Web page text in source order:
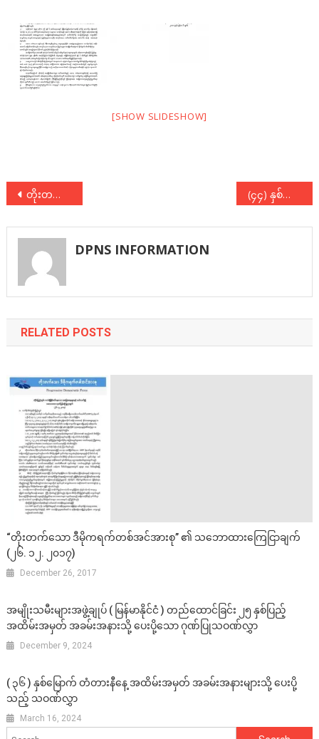
[SHOW SLIDESHOW]
Post
navigation
တိုးတက်သောဒီမိုကရက်တစ်အင်အားစု(PDF) အစည်းအဝေး ပြုလုပ် (၄၄) နှစ်မြောက် ၇၄-၇၅-၇၆ အလုပ်သမားအရေးအခင်းနှင့် ကျောင်းသားလှုပ်ရှားမှုနှစ်ပတ်လည်အခမ်းအနား
DPNS INFORMATION
RELATED POSTS
“တိုးတက်သော ဒီမိုကရက်တစ်အင်အားစု” ၏ သဘောထားကြေငြာချက်
(၂၆. ၁၂. ၂၀၁၇)
December 26, 2017
အမျိုးသမီးများအဖွဲ့ချုပ် ( မြန်မာနိုင်ငံ ) တည်ထောင်ခြင်း ၂၅ နှစ်ပြည့်
အထိမ်းအမှတ် အခမ်းအနားသို့ ပေးပို့သော ဂုဏ်ပြုသဝဏ်လွှာ
December 9, 2024
( ၃၆ ) နှစ်မြောက် တံတားနီနေ့ အထိမ်းအမှတ် အခမ်းအနားများသို့ ပေးပို့
သည့် သဝဏ်လွှာ
March 16, 2024
Search